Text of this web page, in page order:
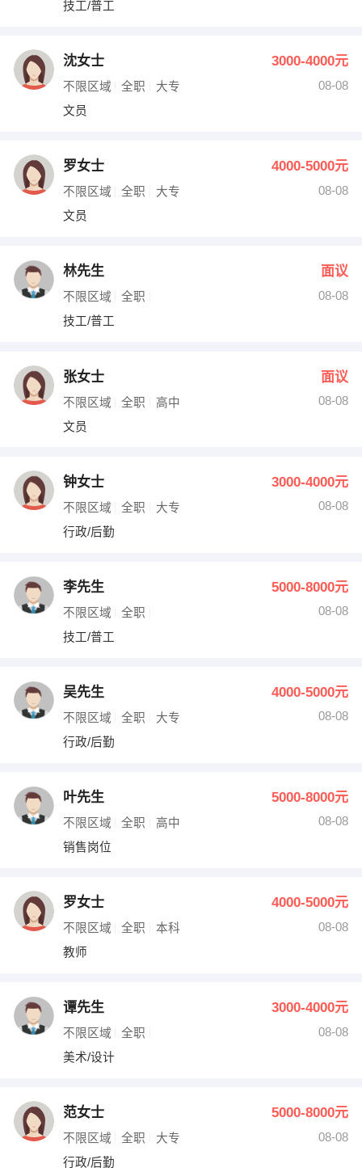
技工/普工
沈女士 3000-4000元
不限区域 全职 大专
08-08
文员
罗女士 4000-5000元
不限区域 全职 大专
08-08
文员
林先生 面议
不限区域 全职
08-08
技工/普工
张女士 面议
不限区域 全职 高中
08-08
文员
钟女士 3000-4000元
不限区域 全职 大专
08-08
行政/后勤
李先生 5000-8000元
不限区域 全职
08-08
技工/普工
吴先生 4000-5000元
不限区域 全职 大专
08-08
行政/后勤
叶先生 5000-8000元
不限区域 全职 高中
08-08
销售岗位
罗女士 4000-5000元
不限区域 全职 本科
08-08
教师
谭先生 3000-4000元
不限区域 全职
08-08
美术/设计
范女士 5000-8000元
不限区域 全职 大专
08-08
行政/后勤